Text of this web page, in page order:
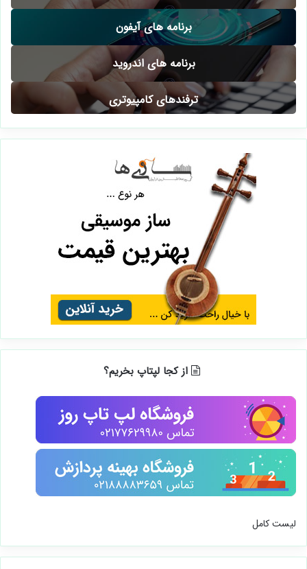
برنامه های آیفون
برنامه های اندروید
ترفندهای کامپیوتری
از کجا لپتاپ بخریم؟
لیست کامل